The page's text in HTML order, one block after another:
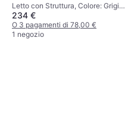
Struttura
Letto con Struttura, Colore: Grigio,
Materiale: Velluto
234 €
O 3 pagamenti di 78,00 €
1 negozio